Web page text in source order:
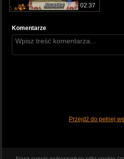
02:37
Komentarze
Przejdź do pełnej